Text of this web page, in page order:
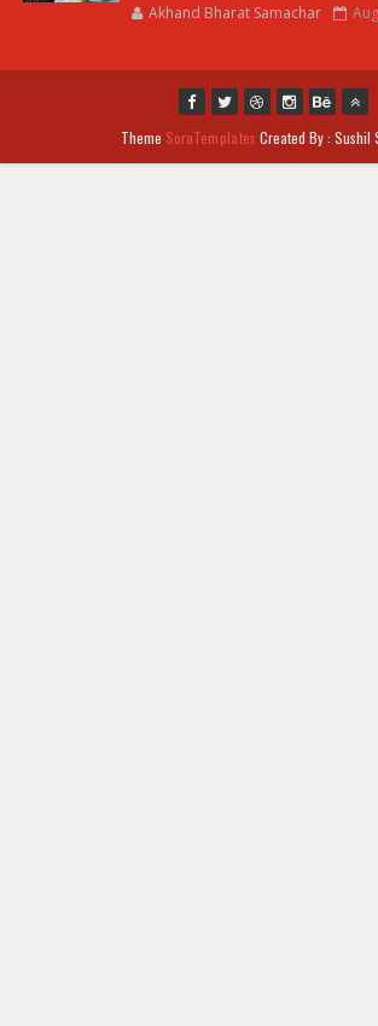
Akhand Bharat Samachar
Theme SoraTemplates Created By : Sushil